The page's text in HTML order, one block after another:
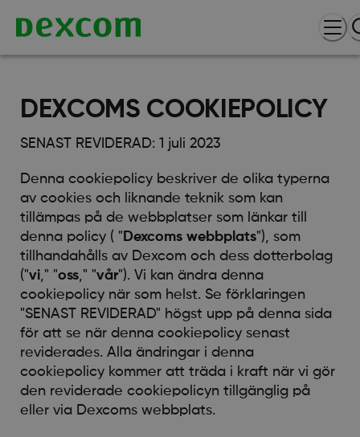
DEXCOMS COOKIEPOLICY
SENAST REVIDERAD: 1 juli 2023
Denna cookiepolicy beskriver de olika typerna
av cookies och liknande teknik som kan
tillämpas på de webbplatser som länkar till
denna policy ( " Dexcoms webbplats"), som
tillhandahålls av Dexcom och dess dotterbolag
("vi," "oss," "vår"). Vi kan ändra denna
cookiepolicy när som helst. Se förklaringen
"SENAST REVIDERAD" högst upp på denna sida
för att se när denna cookiepolicy senast
reviderades. Alla ändringar i denna
cookiepolicy kommer att träda i kraft när vi gör
den reviderade cookiepolicyn tillgänglig på
eller via Dexcoms webbplats.